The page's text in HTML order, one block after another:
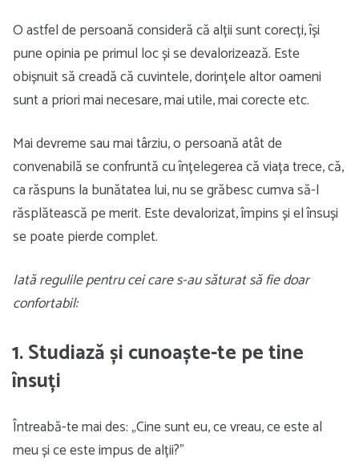
O astfel de persoană consideră că alții sunt corecți, își
pune opinia pe primul loc și se devalorizează. Este
obișnuit să creadă că cuvintele, dorințele altor oameni
sunt a priori mai necesare, mai utile, mai corecte etc.
Mai devreme sau mai târziu, o persoană atât de
convenabilă se confruntă cu înțelegerea că viața trece, că,
ca răspuns la bunătatea lui, nu se grăbesc cumva să-l
răsplătească pe merit. Este devalorizat, împins și el însuși
se poate pierde complet.
Iată regulile pentru cei care s-au săturat să fie doar
confortabil:
1. Studiază și cunoaște-te pe tine
însuți
Întreabă-te mai des: „Cine sunt eu, ce vreau, ce este al
meu și ce este impus de alții?”